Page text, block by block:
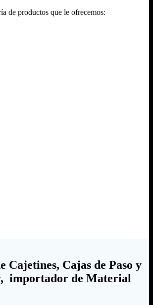
de productos que le ofrecemos:
Cajetines, Cajas de Paso y
importador de Material